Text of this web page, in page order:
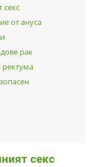
секс
от ануса
рак
ректума
секс